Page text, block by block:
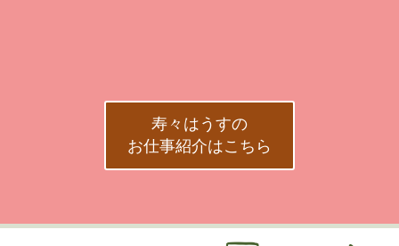
寿々はうすの
お仕事紹介はこちら